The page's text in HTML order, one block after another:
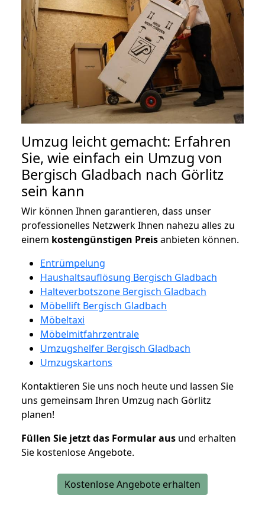
Umzug leicht gemacht: Erfahren
Sie, wie einfach ein Umzug von
Bergisch Gladbach nach Görlitz
sein kann
Wir können Ihnen garantieren, dass unser
professionelles Netzwerk Ihnen nahezu alles zu
einem kostengünstigen Preisanbieten können.
Entrümpelung
Haushaltsauflösung Bergisch Gladbach
Halteverbotszone Bergisch Gladbach
Möbellift Bergisch Gladbach
Möbeltaxi
Möbelmitfahrzentrale
Umzugshelfer Bergisch Gladbach
Umzugskartons
Kontaktieren Sie uns noch heute und lassen Sie
uns gemeinsam Ihren Umzug nach Görlitz
planen!
Füllen Sie jetzt das Formular aus und erhalten
Sie kostenlose Angebote.
Kostenlose Angebote erhalten